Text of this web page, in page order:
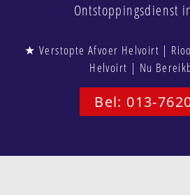
Ontstoppingsdienst
★ Verstopte Afvoer Helvoirt |
Helvoirt | Nu
Bel: 013-